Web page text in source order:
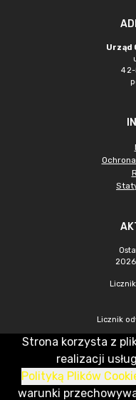
Urząd
42-
Licznik
CMS & Hosting: Nefeni Sp. z o.o.
Strona korzysta z
realizacji
Polityką Plików
warunki